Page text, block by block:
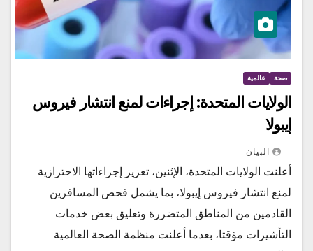
صحة عالمية
الولايات المتحدة: إجراءات لمنع انتشار فيروس
إيبولا
البيان
أعلنت الولايات المتحدة، الإثنين، تعزيز إجراءاتها الاحترازية
لمنع انتشار فيروس إيبولا، بما يشمل فحص المسافرين
القادمين من المناطق المتضررة وتعليق بعض خدمات
التأشيرات مؤقتا، بعدما أعلنت منظمة الصحة العالمية